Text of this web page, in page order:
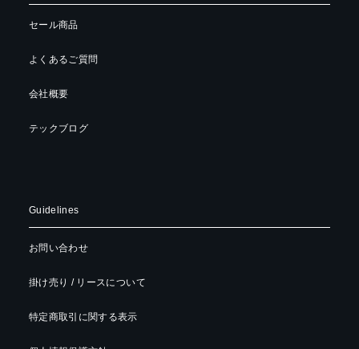
セール商品
よくあるご質問
会社概要
テックブログ
Guidelines
お問い合わせ
掛け売り / リースについて
特定商取引に関する表示